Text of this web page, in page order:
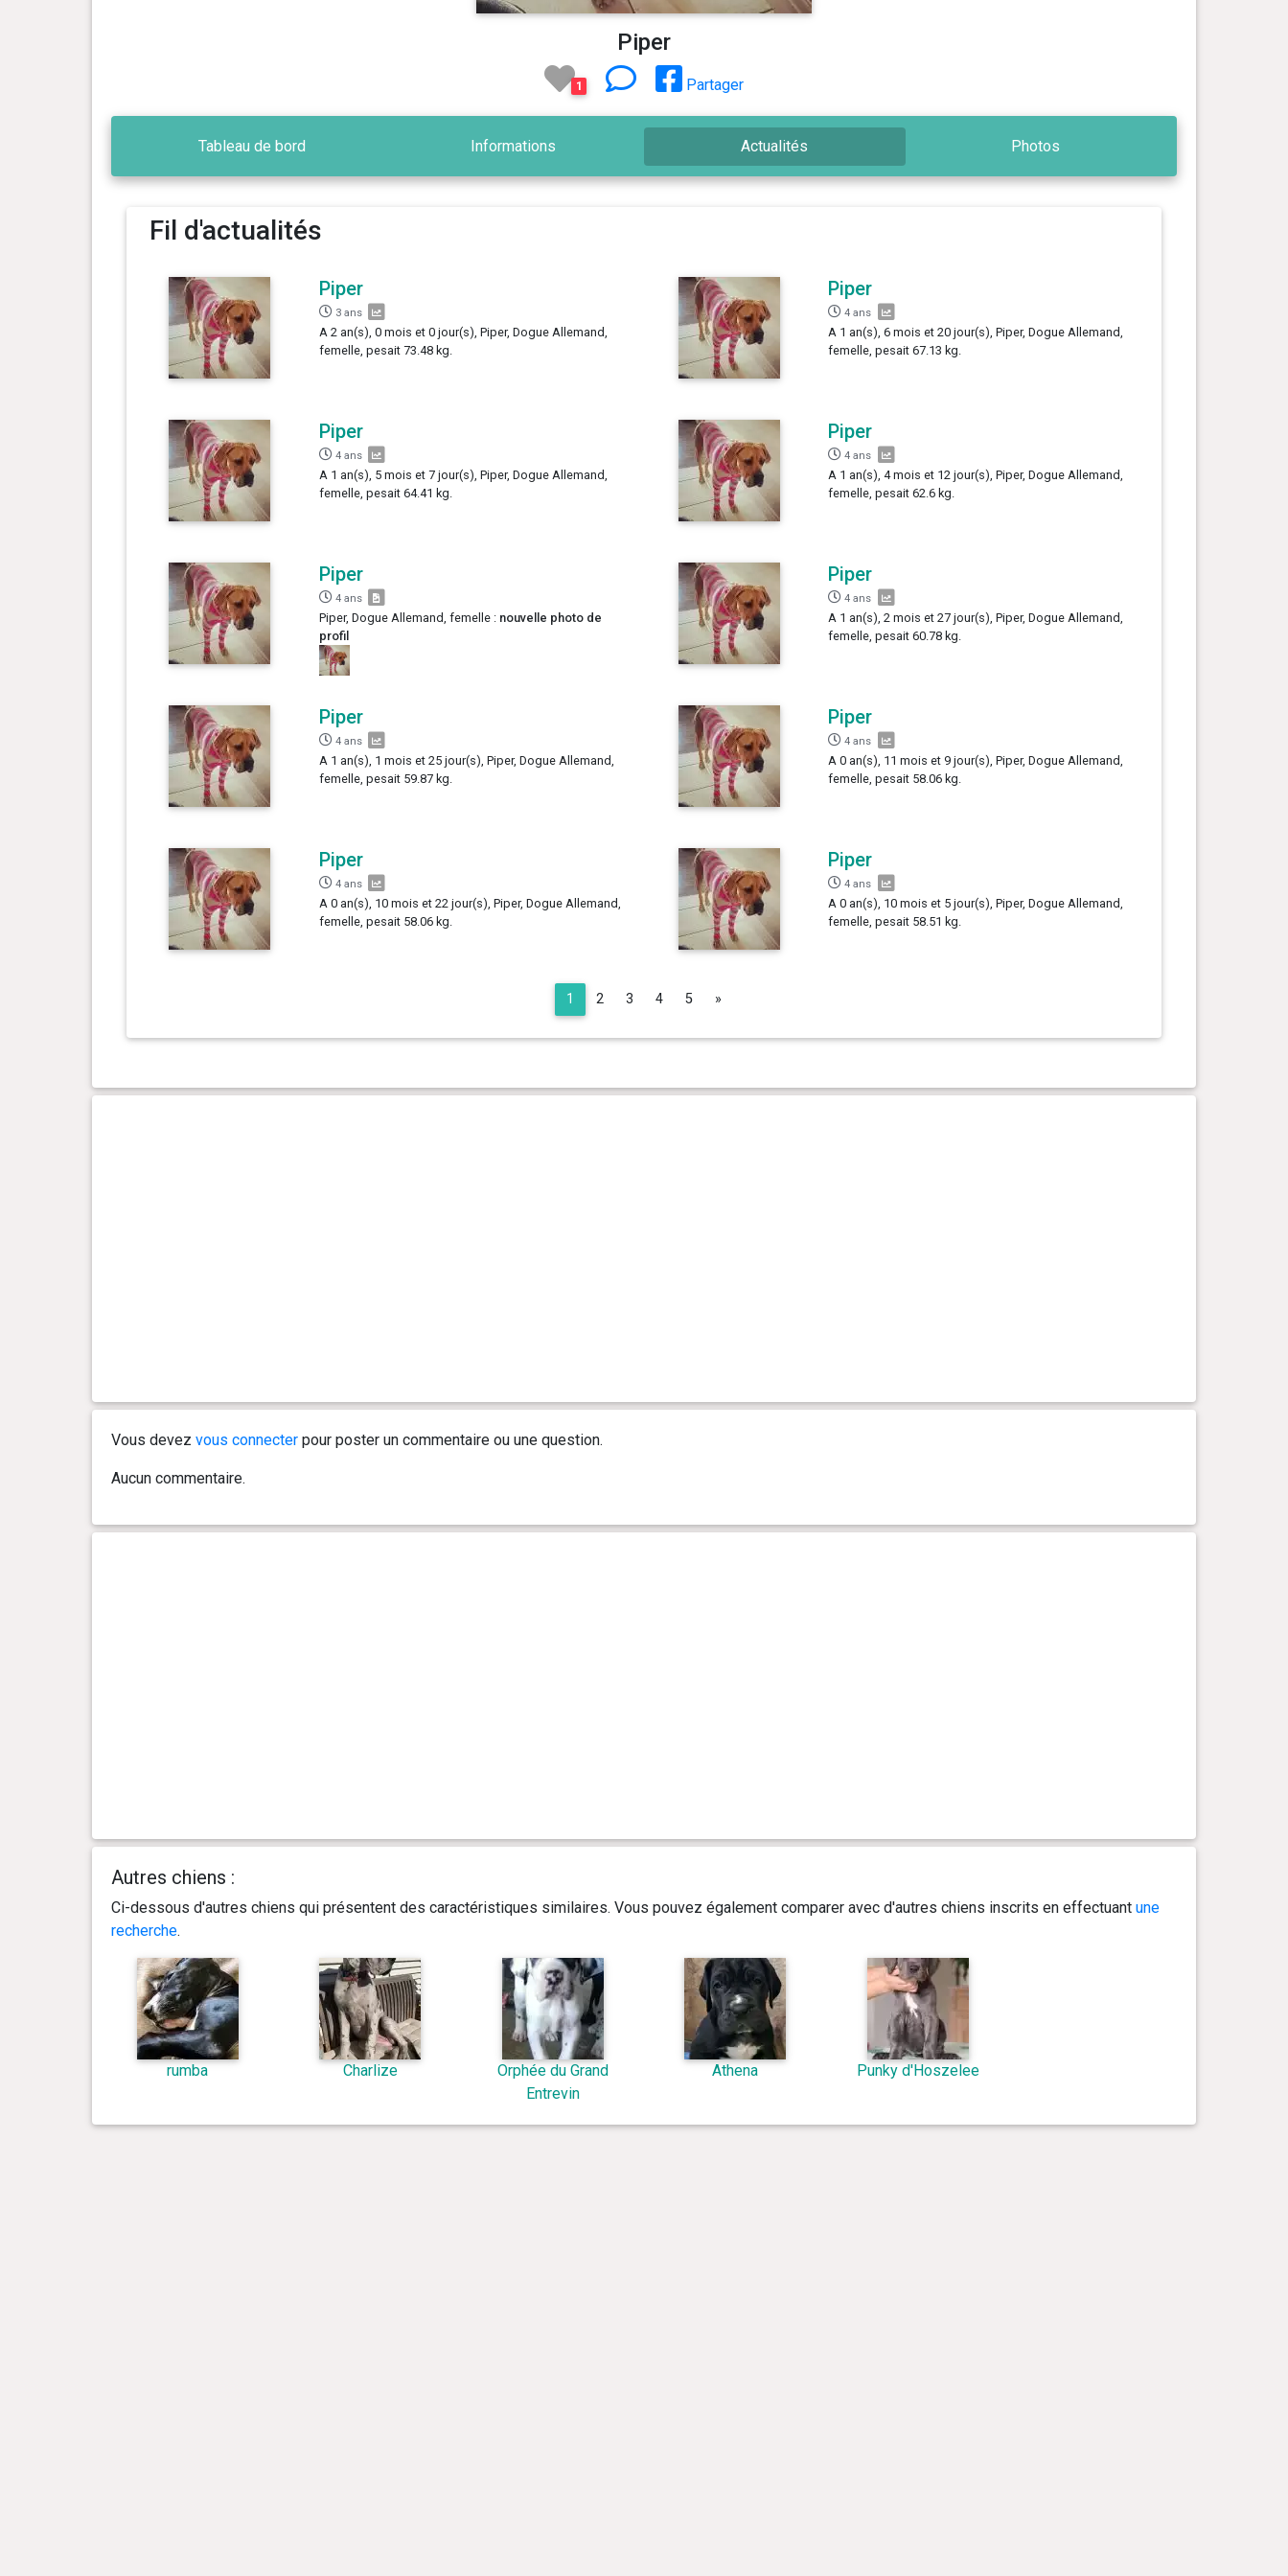
Piper
1 Partager
Tableau de bord Informations Actualités Photos
Fil d'actualités
Piper
3 ans
A 2 an(s), 0 mois et 0 jour(s), Piper, Dogue Allemand,
femelle, pesait 73.48 kg.
Piper
4 ans
A 1 an(s), 6 mois et 20 jour(s), Piper, Dogue Allemand,
femelle, pesait 67.13 kg.
Piper
4 ans
A 1 an(s), 5 mois et 7 jour(s), Piper, Dogue Allemand,
femelle, pesait 64.41 kg.
Piper
4 ans
A 1 an(s), 4 mois et 12 jour(s), Piper, Dogue Allemand,
femelle, pesait 62.6 kg.
Piper
4 ans
Piper, Dogue Allemand, femelle : nouvelle photo de
profil
Piper
4 ans
A 1 an(s), 2 mois et 27 jour(s), Piper, Dogue Allemand,
femelle, pesait 60.78 kg.
Piper
4 ans
A 1 an(s), 1 mois et 25 jour(s), Piper, Dogue Allemand,
femelle, pesait 59.87 kg.
Piper
4 ans
A 0 an(s), 11 mois et 9 jour(s), Piper, Dogue Allemand,
femelle, pesait 58.06 kg.
Piper
4 ans
A 0 an(s), 10 mois et 22 jour(s), Piper, Dogue Allemand,
femelle, pesait 58.06 kg.
Piper
4 ans
A 0 an(s), 10 mois et 5 jour(s), Piper, Dogue Allemand,
femelle, pesait 58.51 kg.
1 2 3 4 5 »
Vous devez vous connecterpour poster un commentaire ou une question.
Aucun commentaire.
Autres chiens :
Ci-dessous d'autres chiens qui présentent des caractéristiques similaires. Vous pouvez également comparer avec d'autres chiens inscrits en effectuant une
recherche.
rumba Charlize
Orphée du Grand
Entrevin
Athena Punky d'Hoszelee